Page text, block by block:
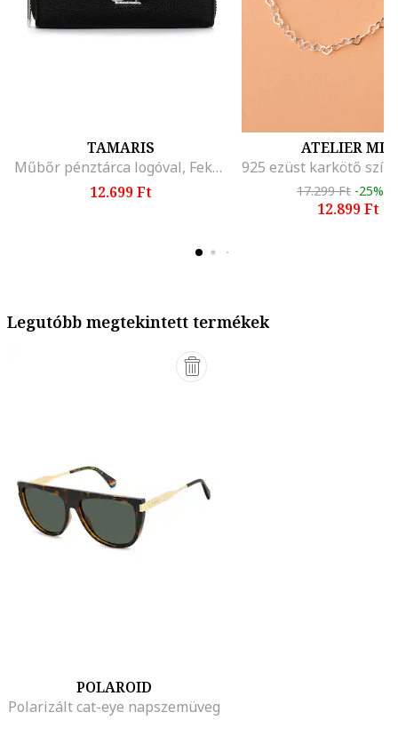
TAMARIS
Műbőr pénztárca logóval, Fekete
12.699 Ft
ATELIER MIU
17.299 Ft -25%
12.899 Ft
Legutóbb megtekintett termékek
POLAROID
Polarizált cat-eye napszemüveg